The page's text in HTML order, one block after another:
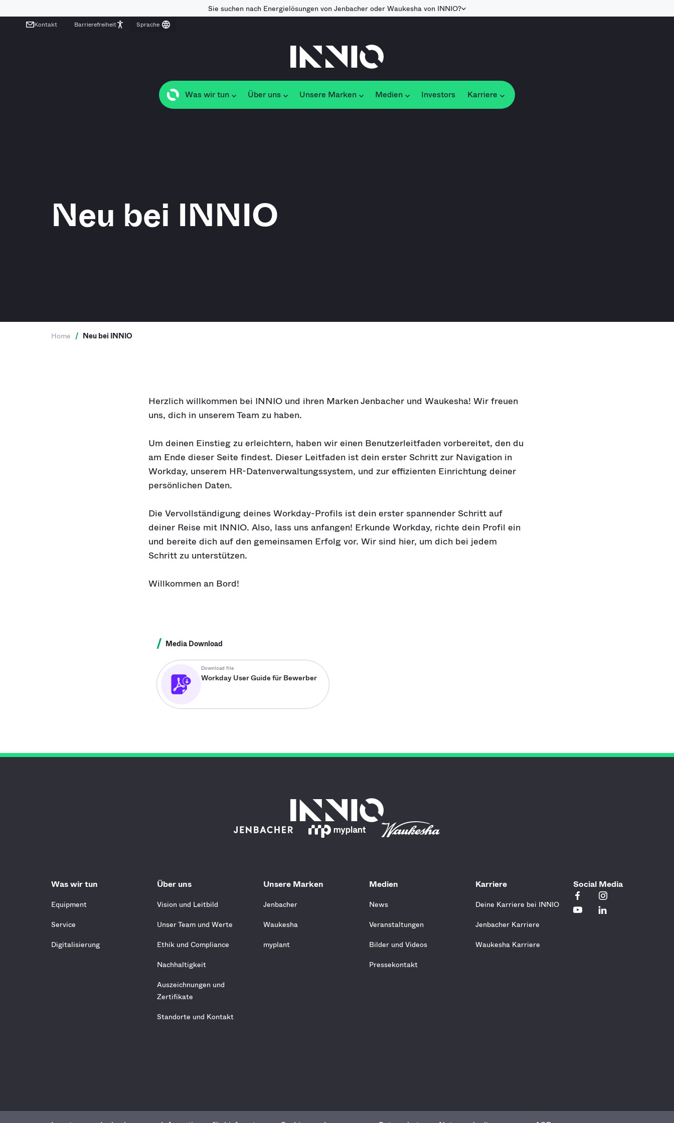
Sie suchen nach Energielösungen von Jenbacher oder Waukesha von INNIO?
Kontakt Barrierefreiheit
Was wir tun Über uns Unsere Marken Medien Investors Karriere
Neu bei INNIO
Home / Neu bei INNIO
Herzlich willkommen bei INNIO und ihren Marken Jenbacher und Waukesha! Wir freuen
uns, dich in unserem Team zu haben.
Um deinen Einstieg zu erleichtern, haben wir einen Benutzerleitfaden vorbereitet, den du
am Ende dieser Seite findest. Dieser Leitfaden ist dein erster Schritt zur Navigation in
Workday, unserem HR-Datenverwaltungssystem, und zur effizienten Einrichtung deiner
persönlichen Daten.
Die Vervollständigung deines Workday-Profils ist dein erster spannender Schritt auf
deiner Reise mit INNIO. Also, lass uns anfangen! Erkunde Workday, richte dein Profil ein
und bereite dich auf den gemeinsamen Erfolg vor. Wir sind hier, um dich bei jedem
Schritt zu unterstützen.
Willkommen an Bord!
/ Media Download
Download file
Workday User Guide für Bewerber
Was wir tun
Equipment
Service
Digitalisierung
Über uns
Vision und Leitbild
Unser Team und Werte
Ethik und Compliance
Nachhaltigkeit
Auszeichnungen und
Zertifikate
Standorte und Kontakt
Unsere Marken
Jenbacher
Waukesha
myplant
Medien
News
Veranstaltungen
Bilder und Videos
Pressekontakt
Karriere
Deine Karriere bei INNIO
Jenbacher Karriere
Waukesha Karriere
Social Media